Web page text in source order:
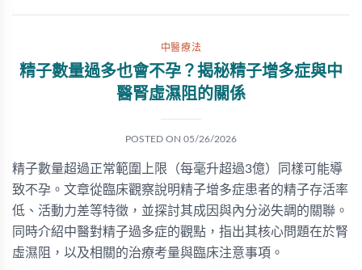
中醫療法
精子數量過多也會不孕？揭秘精子增多症與中
醫腎虛濕阻的關係
POSTED ON 05/26/2026
精子數量超過正常範圍上限（每毫升超過3億）同樣可能導
致不孕。文章從臨床觀察說明精子增多症患者的精子存活率
低、活動力差等特徵，並探討其成因與內分泌失調的關聯。
同時介紹中醫對精子過多症的觀點，指出其核心問題在於腎
虛濕阻，以及相關的治療考量與臨床注意事項。